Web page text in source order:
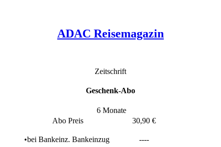
ADAC Reisemagazin
Zeitschrift
Geschenk-Abo
6 Monate
Abo Preis
30,90 €
•bei Bankeinz. Bankeinzug ----